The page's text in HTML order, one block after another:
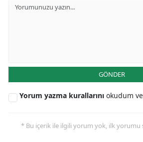
GÖNDER
Yorum yazma kurallarını okudum
* Bu içerik ile ilgili yorum yok, ilk yorumu